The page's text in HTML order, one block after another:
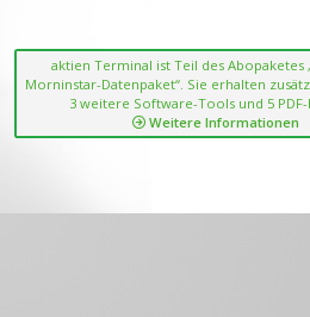
aktien Terminal ist Teil des Abopaketes
Morninstar-Datenpaket“. Sie erhalten
3 weitere Software-Tools und 5 PDF-
Weitere Informationen